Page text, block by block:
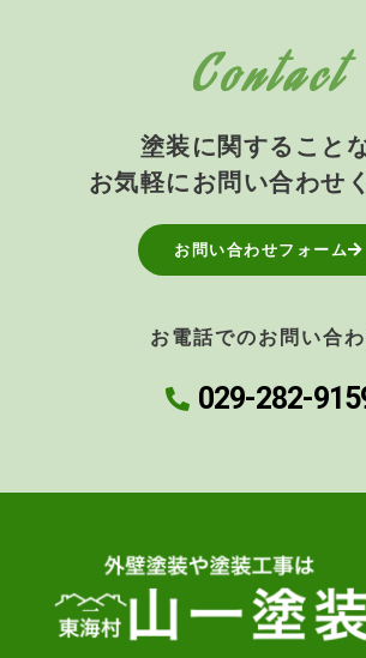
Contact
塗装に関すること
お気軽にお問い合わせ
お問い合わせフォーム
お電話でのお問い合
029-282-